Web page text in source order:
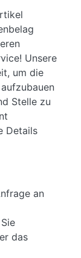
Unsere
um die
Stelle zu
Details
an
das